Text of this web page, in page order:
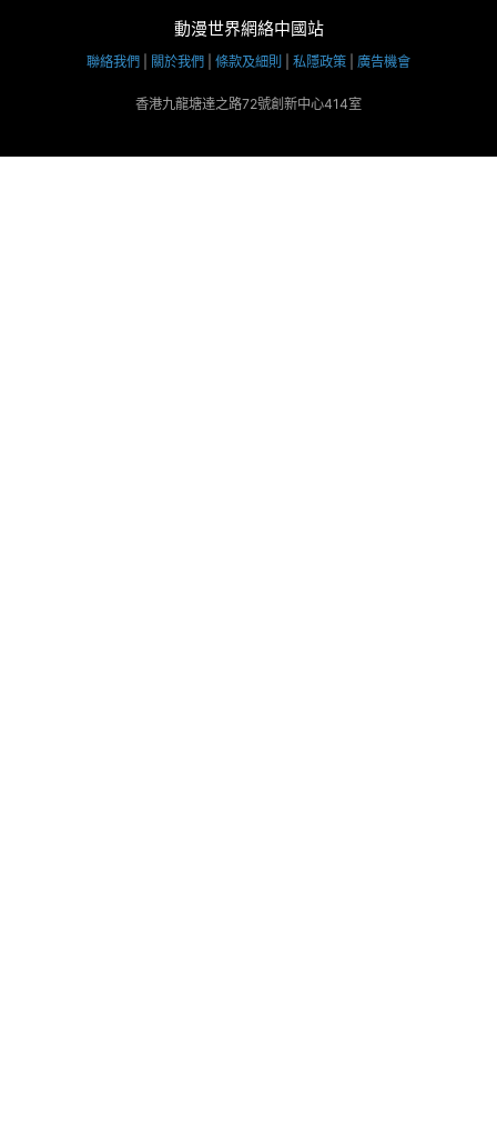
動漫世界網絡中國站
聯絡我們 關於我們 條款及細則 私隱政策 廣告機會
香港九龍塘達之路72號創新中心414室